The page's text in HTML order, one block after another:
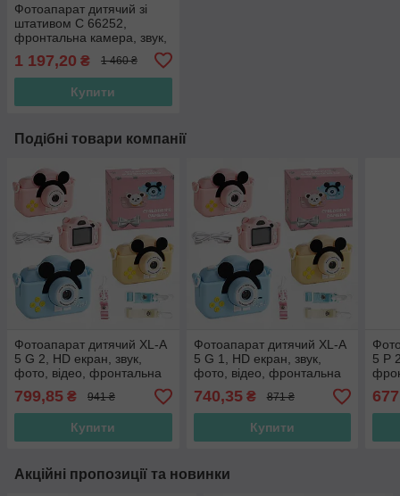
Фотоапарат дитячий зі
штативом C 66252,
фронтальна камера, звук,
1 197,20 ₴ 1 460 ₴
Купити
Подібні товари компанії
Фотоапарат дитячий XL-A
5 G 2, HD екран, звук,
фото, відео, фронтальна
камера, ігри, роз'єм для
SD
799,85 ₴ 941 ₴
Купити
Фотоапарат дитячий XL-A
5 G 1, HD екран, звук,
фото, відео, фронтальна
камера, ігри, роз'єм для
SD
740,35₴ 871 ₴
Купити
5 P
Акційні пропозиції та новинки